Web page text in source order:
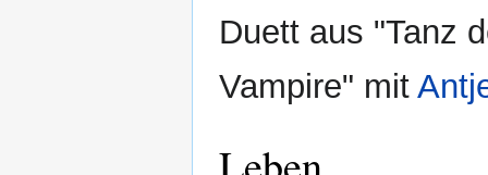
Duett aus "Tanz
Vampire" mit